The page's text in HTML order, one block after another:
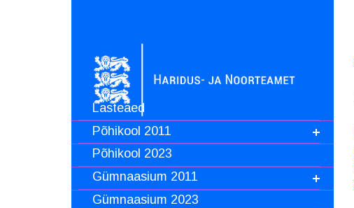
Lasteaed
Põhikool 2011
Põhikool 2023
Gümnaasium 2011
Gümnaasium 2023